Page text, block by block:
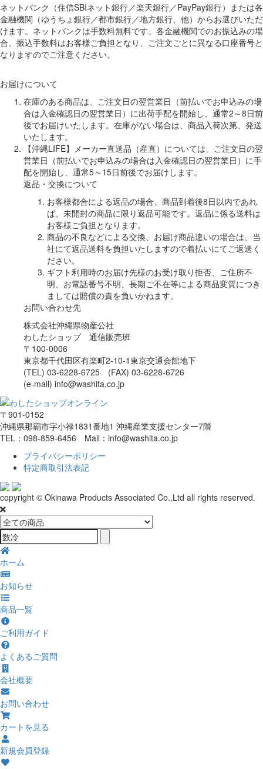
ネットバンク（住信SBIネット銀行／楽天銀行／PayPay銀行）または各
金融機関（ゆうちょ銀行／都市銀行／地方銀行、他）からお選びいただ
けます。ネットバンクは手数料無料です。各金融機関でのお振込みの場
合、振込手数料はお客様ご負担となり、ご注文ごとに異なる口座番号と
なりますのでご注意ください。
お届けについて
在庫のある商品は、ご注文日の翌営業日（前払いでお申込みの場
合は入金確認日の翌営業日）に出荷手配を開始し、通常2～8日前
後でお届けいたします。在庫がない場合は、商品入荷次第、発送
いたします。
【沖縄LIFE】メーカー直送品（産直）については、ご注文日の翌
営業日（前払いでお申込みの場合は入金確認日の翌営業日）に手
配を開始し、通常5～15日前後でお届けします。
返品・交換について
お客様都合による返品の場合、商品到着後8日以内であれ
ば、未開封の商品に限り返品可能です。返品に係る送料は
お客様ご負担となります。
商品の不良などによる交換、お届け商品違いの場合は、当
社にて返品送料を負担いたしますので着払いにてご返送く
ださい。
ギフト利用時のお届け先様のお受け取り拒否、ご住所不
明、お電話番号不明、長期ご不在等による商品変質につき
ましては賠償の責を負いかねます。
お問い合わせ先
株式会社沖縄県物産公社
わしたショップ 通信販売班
〒100-0006
東京都千代田区有楽町2-10-1東京交通会館地下
(TEL) 03-6228-6725 (FAX) 03-6228-6726
(e-mail) info@washita.co.jp
〒901-0152
沖縄県那覇市字小禄1831番地1 沖縄産業支援センター7階
TEL：098-859-6456 Mail：info@washita.co.jp
プライバシーポリシー
特定商取引法表記
copyright © Okinawa Products Associated Co.,Ltd all rights reserved.
ホーム
お知らせ
商品一覧
ご利用ガイド
よくあるご質問
会社概要
お問い合わせ
カートを見る
新規会員登録